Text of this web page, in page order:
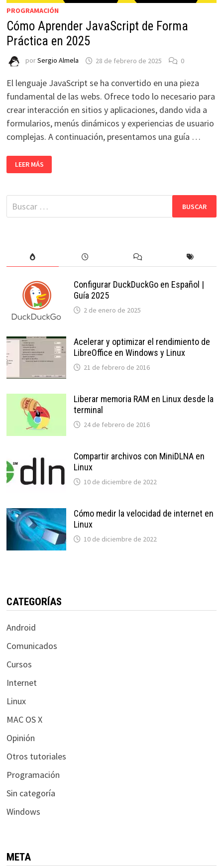
PROGRAMACIÓN
Cómo Aprender JavaScript de Forma
Práctica en 2025
porSergio Almela 28 de febrero de 2025 0
El lenguaje JavaScript se ha convertido en una pieza
fundamental de las webs. Ofrece todo lo necesario para
crear interacción en sitios y aplicaciones, dando vida a
formularios, menús dinámicos y experiencias de usuario
complejas. A continuación, presentamos una guía …
APRENDER
JAVASCRIPT
PRÁCTICA
EN
2025
LEER MÁS
Buscar:
Configurar DuckDuckGo en Español |
Guía 2025
2 de enero de 2025
Acelerar y optimizar el rendimiento de
LibreOffice en Windows y Linux
21 de febrero de 2016
Liberar memoria RAM en Linux desde la
terminal
24 de febrero de 2016
Compartir archivos con MiniDLNA en
Linux
10 de diciembre de 2022
Cómo medir la velocidad de internet en
Linux
10 de diciembre de 2022
CATEGORÍAS
Android
Comunicados
Cursos
Internet
Linux
MAC OS X
Opinión
Otros tutoriales
Programación
Sin categoría
Windows
META